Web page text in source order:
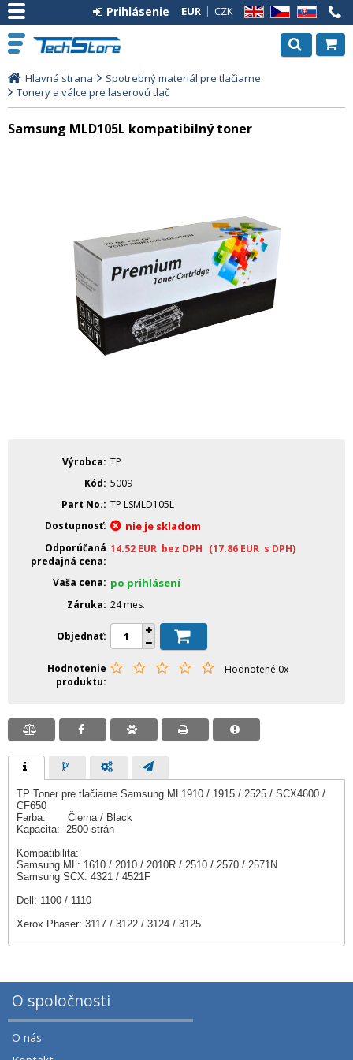
EN CZ SK
EUR CZK
Prihlásenie
Hlavná strana
Spotrebný materiál pre tlačiarne
Tonery a válce pre laserovú tlač
Samsung MLD105L kompatibilný toner
Výrobca TP
Kód 5009
Part No. TP LSMLD105L
Dostupnosť
nie je skladom
Odporúčaná
predajná cena
14.52 EUR bez DPH (17.86 EUR s DPH)
Vaša cena po prihlásení
Záruka 24 mes.
Objednať
Hodnotenie
produktu
Hodnotené 0x
TP Toner pre tlačiarne Samsung ML1910 / 1915 / 2525 / SCX4600 /
CF650
Farba: Čierna / Black
Kapacita: 2500 strán
Kompatibilita:
Samsung ML: 1610 / 2010 / 2010R / 2510 / 2570 / 2571N
Samsung SCX: 4321 / 4521F
Dell: 1100 / 1110
Xerox Phaser: 3117 / 3122 / 3124 / 3125
O spoločnosti
O nás